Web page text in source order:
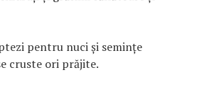
pentru nuci și semințe
cruste ori prăjite.